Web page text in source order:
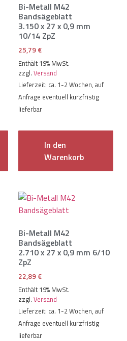
Bi-Metall M42
Bandsägeblatt
3.150 x 27 x 0,9 mm
10/14 ZpZ
25,79€
Enthält 19% MwSt.
zzgl. Versand
Lieferzeit: ca. 1-2 Wochen, auf
Anfrage eventuell kurzfristig
lieferbar
In den
Warenkorb
Bi-Metall M42
Bandsägeblatt
2.710 x 27 x 0,9 mm 6/10
ZpZ
22,89€
Enthält 19% MwSt.
zzgl. Versand
Lieferzeit: ca. 1-2 Wochen, auf
Anfrage eventuell kurzfristig
lieferbar